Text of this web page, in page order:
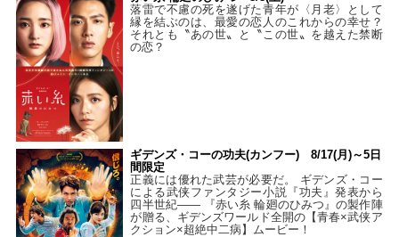
落雷で不慮の死を遂げた青年が〈月老〉として
縁を結ぶのは、最愛の恋人のこれからの幸せ？
それとも〝あの世〟と〝この世〟を越えた禁断
の恋？
ギデンズ・コーの功夫(カンフー) 8/17(月)～5日
間限定
正義には優れた武芸が必要だ。 ギデンズ・コー
による武侠ファンタジー小説『功夫』発表から
四半世紀―― 『赤い糸 輪廻のひみつ』の製作陣
が贈る、ギデンズワールド全開の【青春×武侠ア
クション×超絶中二病】ムービー！